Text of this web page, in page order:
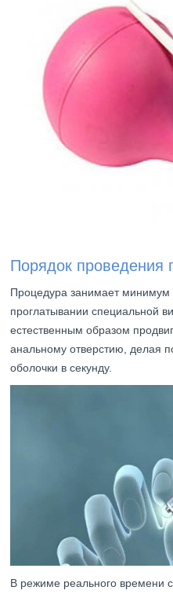
Порядок проведения
Процедура занимает минимум
проглатывании специальной
естественным образом
анальному отверстию, делая
оболочки в секунду.
В режиме реального времени